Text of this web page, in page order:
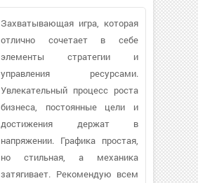
Захватывающая игра, которая
отлично сочетает в себе
элементы стратегии и
управления ресурсами.
Увлекательный процесс роста
бизнеса, постоянные цели и
достижения держат в
напряжении. Графика простая,
но стильная, а механика
затягивает. Рекомендую всем